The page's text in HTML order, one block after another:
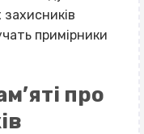
примірники
про